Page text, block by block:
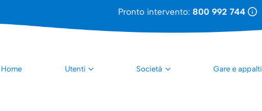
Pronto intervento: 800 992 744
Home Utenti Società Gare e appalti